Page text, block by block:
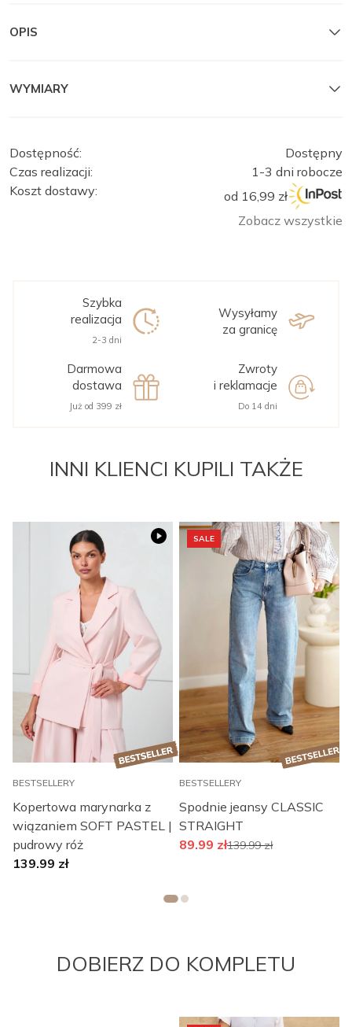
OPIS
WYMIARY
Dostępność:
Dostępny
Czas realizacji:
1-3 dni robocze
Koszt dostawy:
od 16,99 zł
Zobacz wszystkie
Szybka
realizacja
2-3 dni
Wysyłamy
za granicę
Darmowa
dostawa
Już od 399 zł
Zwroty
i reklamacje
Do 14 dni
INNI KLIENCI KUPILI TAKŻE
BESTSELLERY
Kopertowa marynarka z
wiązaniem SOFT PASTEL |
pudrowy róż
139.99 zł
SALE
BESTSELLERY
Spodnie jeansy CLASSIC
STRAIGHT
89.99 zł139.99zł
DOBIERZ DO KOMPLETU